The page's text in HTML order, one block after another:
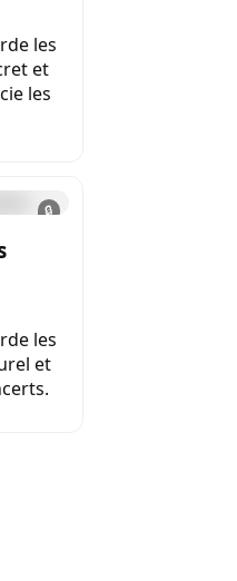
les
et
les
🔒
les
et